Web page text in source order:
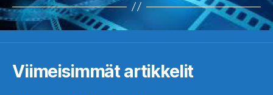
Viimeisimmät artikkelit